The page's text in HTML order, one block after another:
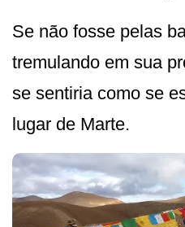
Se não fosse pelas
tremulando em sua
se sentiria como se
lugar de Marte.